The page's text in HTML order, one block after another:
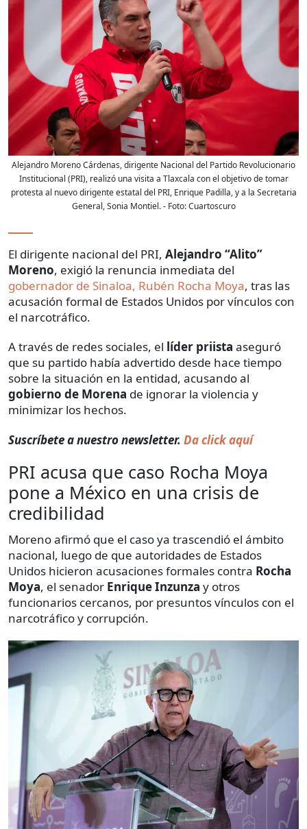
Alejandro Moreno Cárdenas, dirigente Nacional del Partido Revolucionario
Institucional (PRI), realizó una visita a Tlaxcala con el objetivo de tomar
protesta al nuevo dirigente estatal del PRI, Enrique Padilla, y a la Secretaria
General, Sonia Montiel.- Foto:Cuartoscuro
El dirigente nacional del PRI, Alejandro “Alito”
Moreno, exigió la renuncia inmediata del
gobernador de Sinaloa, Rubén Rocha Moya, tras las
acusación formal de Estados Unidos por vínculos con
el narcotráfico.
A través de redes sociales, el líder priista aseguró
que su partido había advertido desde hace tiempo
sobre la situación en la entidad, acusando al
gobierno de Morena de ignorar la violencia y
minimizar los hechos.
Suscríbete a nuestro newsletter. Da click aquí
PRI acusa que caso Rocha Moya
pone a México en una crisis de
credibilidad
Moreno afirmó que el caso ya trascendió el ámbito
nacional, luego de que autoridades de Estados
Unidos hicieron acusaciones formales contra Rocha
Moya, el senador Enrique Inzunza y otros
funcionarios cercanos, por presuntos vínculos con el
narcotráfico y corrupción.